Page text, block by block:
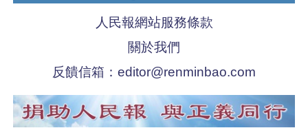
人民報網站服務條款
關於我們
反饋信箱： editor@renminbao.com